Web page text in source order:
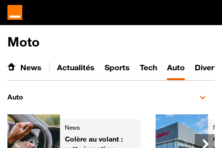
Moto
News Actualités Sports Tech Auto
Auto
News
Colère au volant :